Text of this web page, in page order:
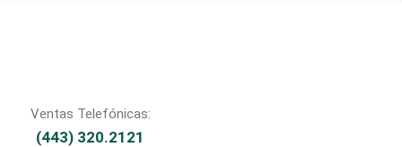
Ventas Telefónicas:
(443) 320.2121